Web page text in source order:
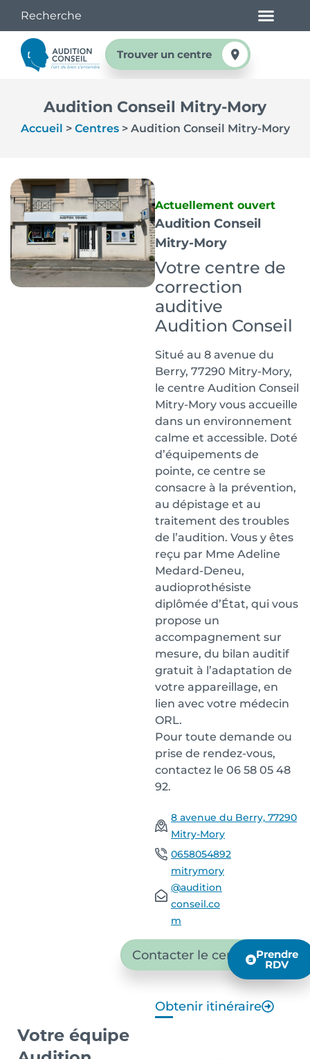
Trouver un centre
Audition Conseil Mitry-Mory
Accueil > Centres> Audition Conseil Mitry-Mory
Actuellement ouvert
Audition Conseil
Mitry-Mory
Votre centre de
correction
auditive
Audition Conseil
Situé au 8 avenue du
Berry, 77290 Mitry-Mory,
le centre Audition Conseil
Mitry-Mory vous accueille
dans un environnement
calme et accessible. Doté
d’équipements de
pointe, ce centre se
consacre à la prévention,
au dépistage et au
traitement des troubles
de l’audition. Vous y êtes
reçu par Mme Adeline
Medard-Deneu,
audioprothésiste
diplômée d’État, qui vous
propose un
accompagnement sur
mesure, du bilan auditif
gratuit à l’adaptation de
votre appareillage, en
lien avec votre médecin
ORL.
Pour toute demande ou
prise de rendez-vous,
contactez le 06 58 05 48
92.
8 avenue du Berry, 77290
Mitry-Mory
0658054892
mitrymory
@audition
conseil.co
m
Contacter le centre Prendre
RDV
Obtenir itinéraire
Votre équipe